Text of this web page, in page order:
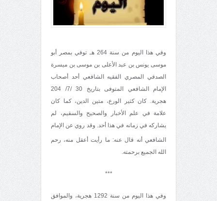
وفي هذا اليوم من سنة 264 هـ توفي بمصر أبو
موسى يونس بن عبد الأعلى بن موسى بن ميسرة
الصدفي المصري الفقيه الشافعي أحد أصحاب
الإمام الشافعي المتوفى بتاريخ 30 /7/ 204
هجرية. كان كثير الورع، متين الدين، كما كان
علامة في علم الأخبار والصحيح والسقيم، لم
يشاركه في زمانه في هذا أحد. وقد روي عن الإمام
الشافعي أنه قال عنه: ما رأيت أعقل منه، رحم
الله الجميع برحمته.
***
وفي هذا اليوم من سنة 1292 هجرية، والموافق